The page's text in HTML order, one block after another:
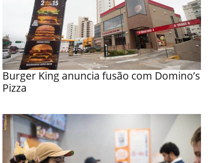
Burger King anuncia fusão com Domino’s
Pizza